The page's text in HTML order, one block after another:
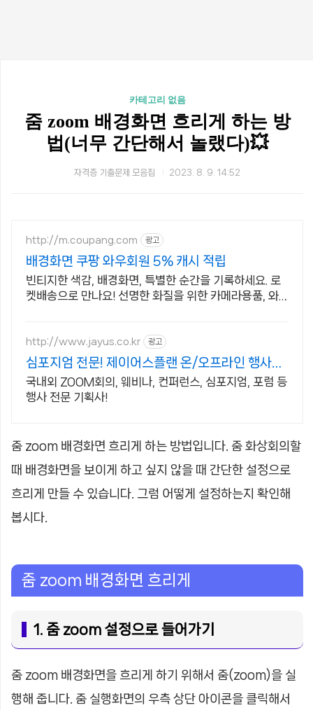
카테고리 없음
줌 zoom 배경화면 흐리게 하는 방
법(너무 간단해서 놀랬다)💥
자격증 기출문제 모음집 2023. 8. 9. 14:52
http://m.coupang.com 광고
배경화면 쿠팡 와우회원 5% 캐시 적립
빈티지한 색감, 배경화면, 특별한 순간을 기록하세요. 로
켓배송으로 만나요! 선명한 화질을 위한 카메라용품, 와
http://www.jayus.co.kr 광고
심포지엄 전문! 제이어스플랜 온/오프라인 행사기
획 대행!
국내외 ZOOM회의, 웨비나, 컨퍼런스, 심포지엄, 포럼 등
행사 전문 기획사!
줌 zoom 배경화면 흐리게 하는 방법입니다. 줌 화상회의할
때 배경화면을 보이게 하고 싶지 않을 때 간단한 설정으로
흐리게 만들 수 있습니다. 그럼 어떻게 설정하는지 확인해
봅시다.
줌 zoom 배경화면 흐리게
1. 줌 zoom 설정으로 들어가기
줌 zoom 배경화면을 흐리게 하기 위해서 줌(zoom)을 실
행해 줍니다. 줌 실행화면의 우측 상단 아이콘을 클릭해서